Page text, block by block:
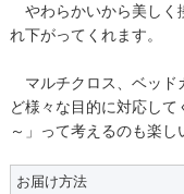
やわらかいから美しく
れ下がってくれます。
マルチクロス、ベッド
ど様々な目的に対応し
～」って考えるのも楽し
お届け方法